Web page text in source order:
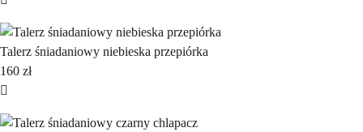
Talerz śniadaniowy niebieska przepiórka
160 zł